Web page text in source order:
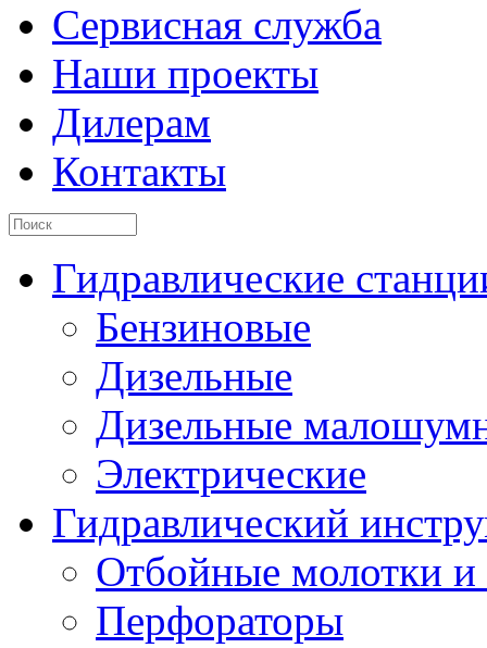
Сервисная служба
Наши проекты
Дилерам
Контакты
Гидравлические
Бензиновые
Дизельные
Дизельные
Электрические
Гидравлический
Отбойные молотки
Перфораторы